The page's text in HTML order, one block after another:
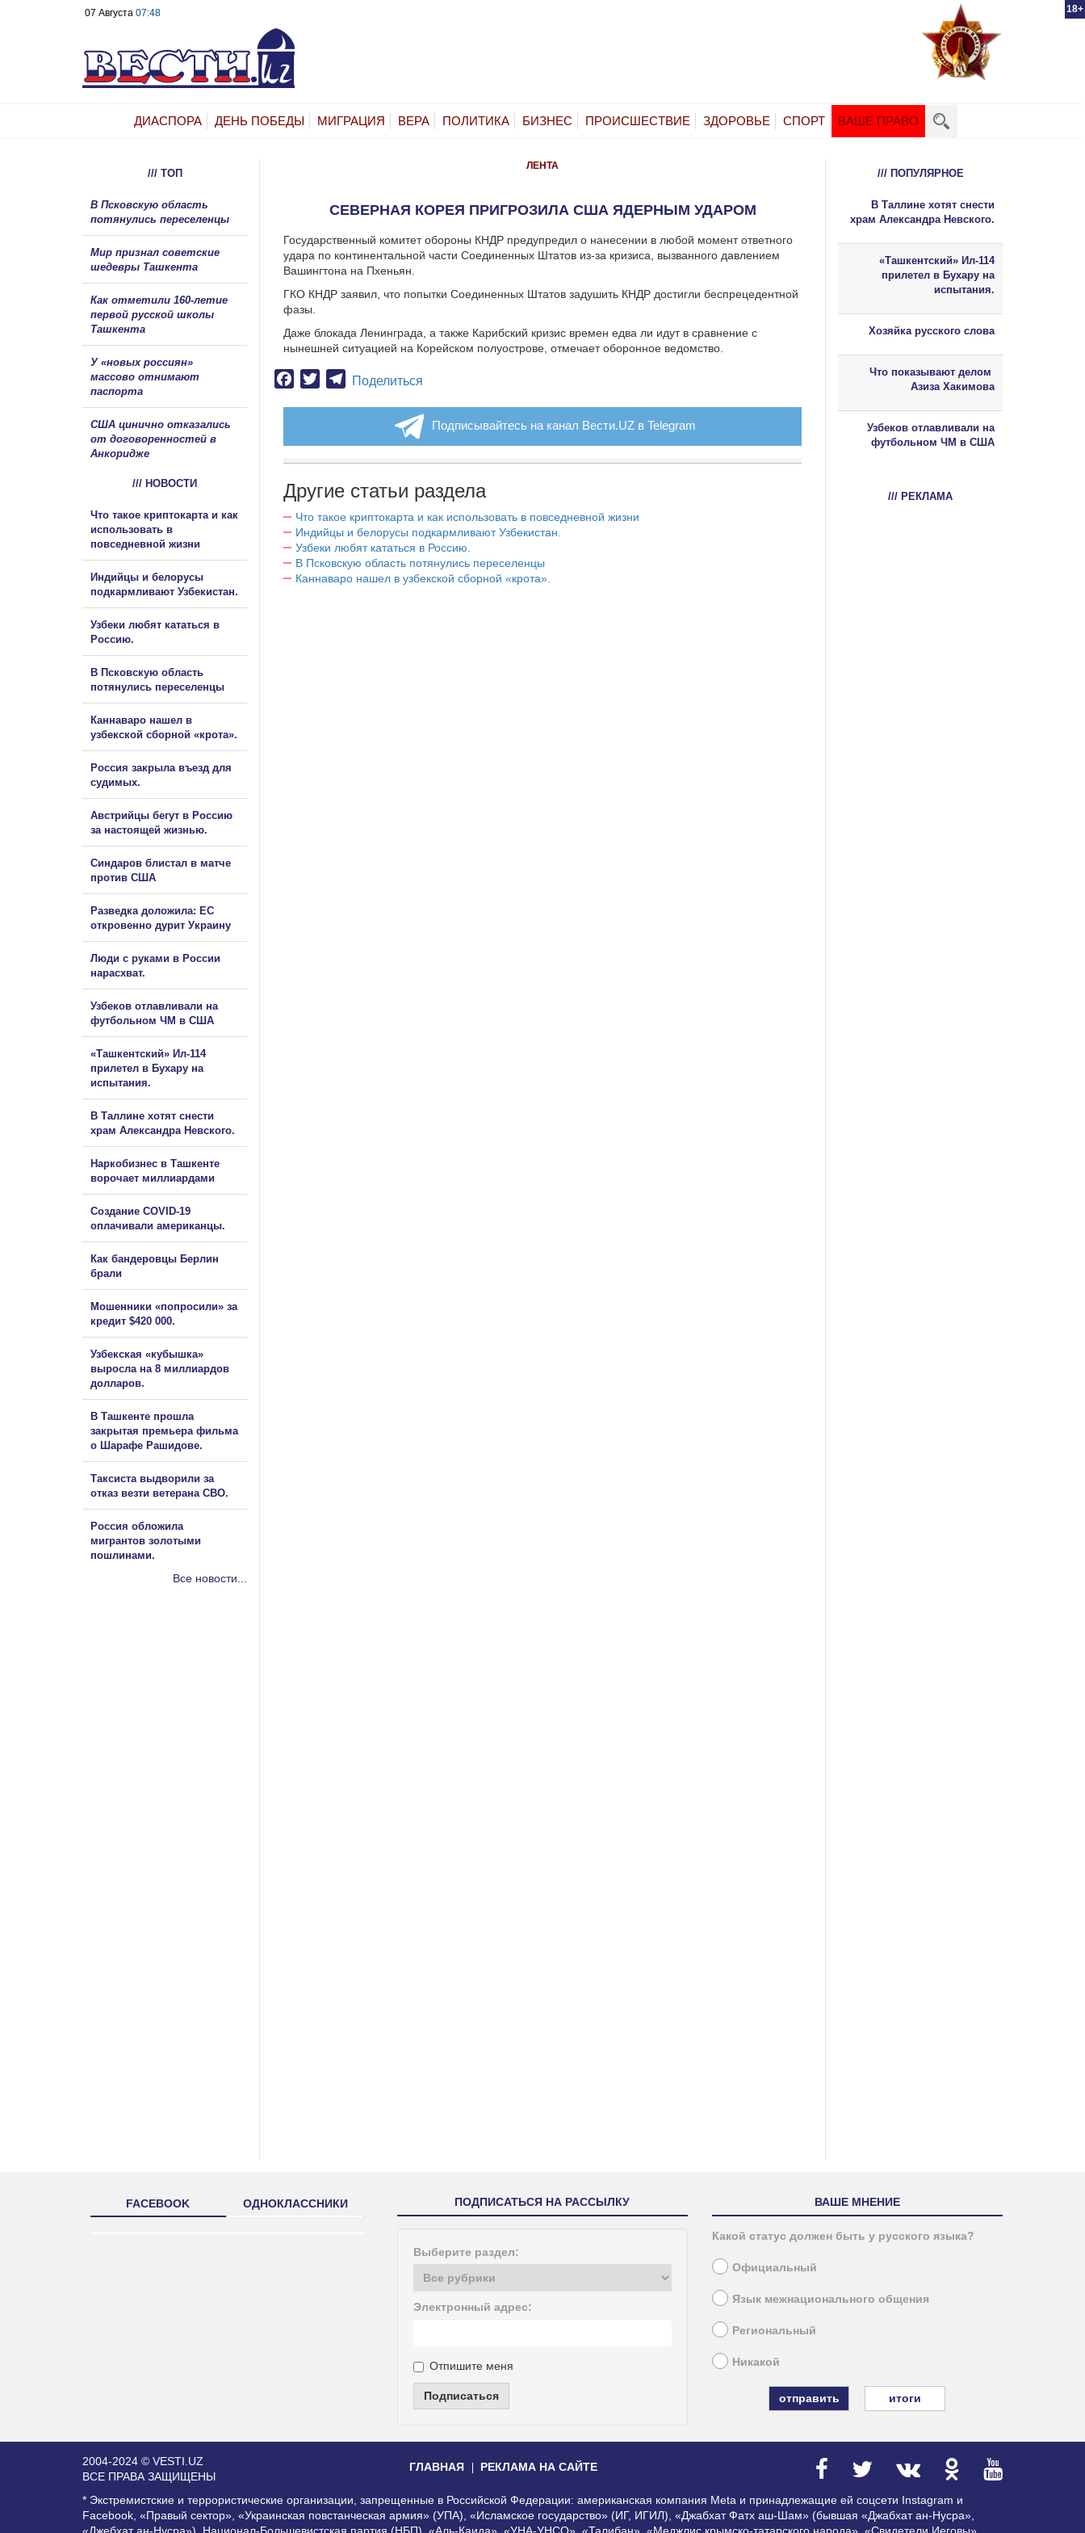
18+
07 Августа 07:48
ДИАСПОРА ДЕНЬ ПОБЕДЫ МИГРАЦИЯ ВЕРА ПОЛИТИКА БИЗНЕС ПРОИСШЕСТВИЕ ЗДОРОВЬЕ СПОРТ ВАШЕ ПРАВО
ЛЕНТА
СЕВЕРНАЯ КОРЕЯ ПРИГРОЗИЛА США ЯДЕРНЫМ УДАРОМ
Государственный комитет обороны КНДР предупредил о нанесении в любой момент ответного
удара по континентальной части Соединенных Штатов из-за кризиса, вызванного давлением
Вашингтона на Пхеньян.
ГКО КНДР заявил, что попытки Соединенных Штатов задушить КНДР достигли беспрецедентной
фазы.
Даже блокада Ленинграда, а также Карибский кризис времен едва ли идут в сравнение с
нынешней ситуацией на Корейском полуострове, отмечает оборонное ведомство.
Facebook
TwitterTelegram
Поделиться
Подписывайтесь на канал Вести.UZ в Telegram
Другие статьи раздела
Что такое криптокарта и как использовать в повседневной жизни
Индийцы и белорусы подкармливают Узбекистан.
Узбеки любят кататься в Россию.
В Псковскую область потянулись переселенцы
Каннаваро нашел в узбекской сборной «крота».
/// ТОП
В Псковскую область
потянулись переселенцы
Мир признал советские
шедевры Ташкента
Как отметили 160-летие
первой русской школы
Ташкента
У «новых россиян»
массово отнимают
паспорта
США цинично отказались
от договоренностей в
Анкоридже
/// НОВОСТИ
Что такое криптокарта и как
использовать в
повседневной жизни
Индийцы и белорусы
подкармливают Узбекистан.
Узбеки любят кататься в
Россию.
В Псковскую область
потянулись переселенцы
Каннаваро нашел в
узбекской сборной «крота».
Россия закрыла въезд для
судимых.
Австрийцы бегут в Россию
за настоящей жизнью.
Синдаров блистал в матче
против США
Разведка доложила: ЕС
откровенно дурит Украину
Люди с руками в России
нарасхват.
Узбеков отлавливали на
футбольном ЧМ в США
«Ташкентский» Ил-114
прилетел в Бухару на
испытания.
В Таллине хотят снести
храм Александра Невского.
Наркобизнес в Ташкенте
ворочает миллиардами
Создание COVID-19
оплачивали американцы.
Как бандеровцы Берлин
брали
Мошенники «попросили» за
кредит $420 000.
Узбекская «кубышка»
выросла на 8 миллиардов
долларов.
В Ташкенте прошла
закрытая премьера фильма
о Шарафе Рашидове.
Таксиста выдворили за
отказ везти ветерана СВО.
Россия обложила
мигрантов золотыми
пошлинами.
Все новости...
/// ПОПУЛЯРНОЕ
В Таллине хотят снести
храм Александра Невского.
«Ташкентский» Ил-114
прилетел в Бухару на
испытания.
Хозяйка русского слова
Что показывают делом
Азиза Хакимова
Узбеков отлавливали на
футбольном ЧМ в США
/// РЕКЛАМА
FACEBOOK ОДНОКЛАССНИКИ ПОДПИСАТЬСЯ НА РАССЫЛКУ
Выберите раздел:
Электронный адрес:
Отпишите меня
Подписаться
ВАШЕ МНЕНИЕ
Какой статус должен быть у русского языка?
Официальный
Язык межнационального общения
Региональный
Никакой
итоги
2004-2024 © VESTI.UZ
ВСЕ ПРАВА ЗАЩИЩЕНЫ
ГЛАВНАЯ РЕКЛАМА НА САЙТЕ
* Экстремистские и террористические организации, запрещенные в Российской Федерации: американская компания Meta и принадлежащие ей соцсети Instagram и
Facebook, «Правый сектор», «Украинская повстанческая армия» (УПА), «Исламское государство» (ИГ, ИГИЛ), «Джабхат Фатх аш-Шам» (бывшая «Джабхат ан-Нусра»,
«Джебхат ан-Нусра»), Национал-Большевистская партия (НБП), «Аль-Каида», «УНА-УНСО», «Талибан», «Меджлис крымско-татарского народа», «Свидетели Иеговы»,